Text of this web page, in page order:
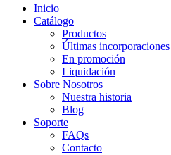
Inicio
Catálogo
Productos
Últimas incorporaciones
En promoción
Liquidación
Sobre Nosotros
Nuestra historia
Blog
Soporte
FAQs
Contacto